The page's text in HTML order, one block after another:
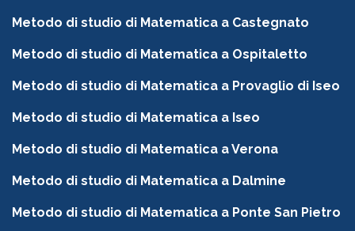
Metodo di studio di Matematica a Castegnato
Metodo di studio di Matematica a Ospitaletto
Metodo di studio di Matematica a Provaglio di Iseo
Metodo di studio di Matematica a Iseo
Metodo di studio di Matematica a Verona
Metodo di studio di Matematica a Dalmine
Metodo di studio di Matematica a Ponte San Pietro